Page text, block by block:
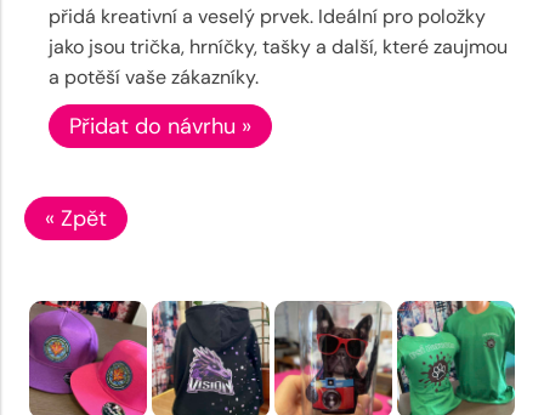
přidá kreativní a veselý prvek. Ideální pro položky
jako jsou trička, hrníčky, tašky a další, které zaujmou
a potěší vaše zákazníky.
Přidat do návrhu »
« Zpět